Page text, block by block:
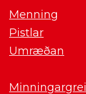
Menning
Pistlar
Umræðan